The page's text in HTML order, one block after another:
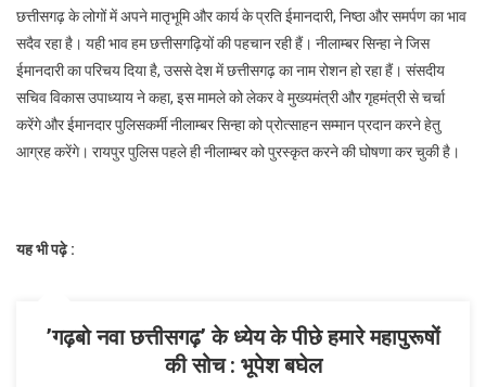
छत्तीसगढ़ के लोगों में अपने मातृभूमि और कार्य के प्रति ईमानदारी, निष्ठा और समर्पण का भाव
सदैव रहा है। यही भाव हम छत्तीसगढ़ियों की पहचान रही हैं। नीलाम्बर सिन्हा ने जिस
ईमानदारी का परिचय दिया है, उससे देश में छत्तीसगढ़ का नाम रोशन हो रहा हैं। संसदीय
सचिव विकास उपाध्याय ने कहा, इस मामले को लेकर वे मुख्यमंत्री और गृहमंत्री से चर्चा
करेंगे और ईमानदार पुलिसकर्मी नीलाम्बर सिन्हा को प्रोत्साहन सम्मान प्रदान करने हेतु
आग्रह करेंगे। रायपुर पुलिस पहले ही नीलाम्बर को पुरस्कृत करने की घोषणा कर चुकी है।
यह भी पढ़े :
’गढ़बो नवा छत्तीसगढ़’ के ध्येय के पीछे हमारे महापुरूषों
की सोच : भूपेश बघेल